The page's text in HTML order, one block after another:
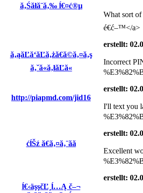
ă‚Śăłă¨ă‚‰ ĺ€¤ć®µ
What sort
é€ć–™</a>
ă‚ąăĽă‘ăĽă‚żă€ă©ă‚¤ă‚ş
ă‚˘ă«ă‚łăĽă«
erstellt:
Incorrect
http://piapmd.com/jid16
erstellt:
I'll text you
ćĺŠź ă€ă‚¤ă‚¨ăă
erstellt:
Excellent
ĺ€‹äşşčĽ¸ĺ…Ą č–¬
erstellt: